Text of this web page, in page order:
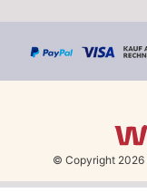
© Copyright 2026